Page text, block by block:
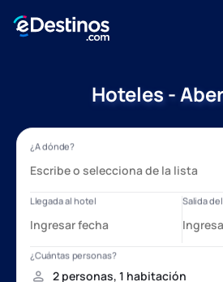
Hoteles -